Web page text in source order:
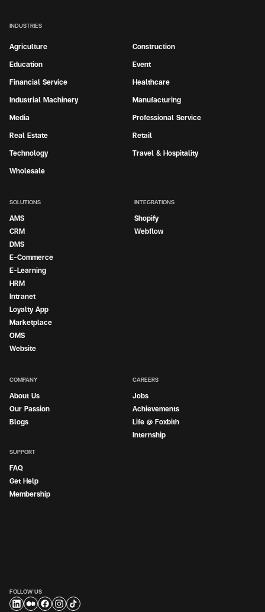
SOLUTIONS
AMS
CRM
DMS
E-Commerce
E-Learning
HRM
Intranet
Loyalty App
Marketplace
OMS
Website
INTEGRATIONS
Shopify
Webflow
INDUSTRIES
Agriculture
Construction
Education
Event
Financial Service
Healthcare
Industrial Machinery
Manufacturing
Media
Professional Service
Real Estate
Retail
Technology
Travel & Hospitality
Wholesale
COMPANY
About Us
Our Passion
Blogs
CAREERS
Jobs
Achievements
Life @ Foxbith
Internship
SUPPORT
FAQ
Get Help
Membership
FOLLOW US